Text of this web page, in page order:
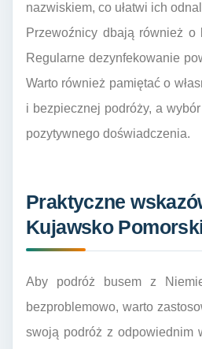
nazwiskiem, co ułatwi ich
Przewoźnicy dbają również o
Regularne dezynfekowanie
Warto również pamiętać o
i bezpiecznej podróży, a
pozytywnego doświadczenia.
Praktyczne
Kujawsko
Aby podróż busem z
bezproblemowo, warto
swoją podróż z odpowiednim